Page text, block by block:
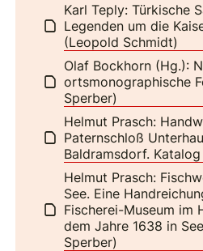
Karl Teply: Türkische
Legenden um die
(Leopold Schmidt)
Olaf Bockhorn (Hg.):
ortsmonographische
Sperber)
Helmut Prasch:
Paternschloß
Baldramsdorf.
Helmut Prasch:
See. Eine
Fischerei-Museum im
dem Jahre 1638 in
Sperber)